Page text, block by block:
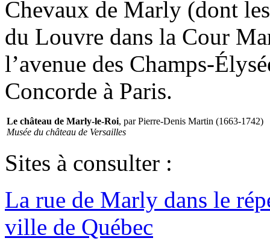
Chevaux de Marly (dont
du Louvre dans la Cour
l’avenue des Champs-
Concorde à Paris.
Le château de Marly-le-Roi, par Pierre-Denis Martin (1663-1742)
Musée du château de Versailles
Sites à consulter :
La rue de Marly dans le
ville de Québec